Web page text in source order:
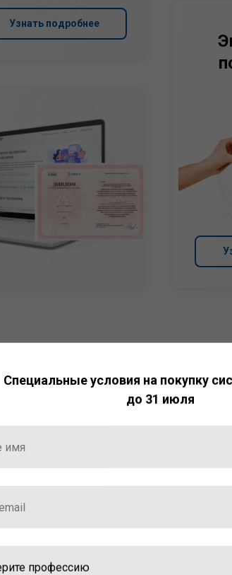
Узнать подробнее
победителем
— 2025»
интеллект»
и инструменты
работы с ней.
Специальные условия на покупку
до 31 июля